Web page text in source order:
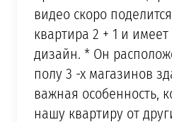
видео скоро
квартира 2 + 1 и
дизайн. * Он
полу 3 -х магазинов
важная особенность,
нашу квартиру от